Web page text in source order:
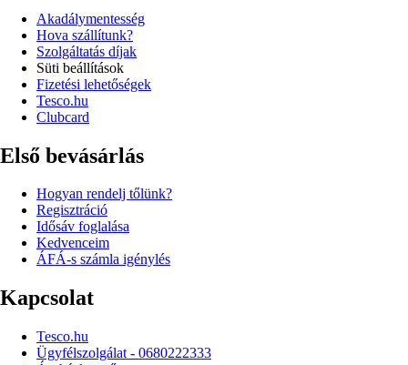
Akadálymentesség
Hova szállítunk?
Szolgáltatás díjak
Süti beállítások
Fizetési lehetőségek
Tesco.hu
Clubcard
Első bevásárlás
Hogyan rendelj tőlünk?
Regisztráció
Idősáv foglalása
Kedvenceim
ÁFÁ-s számla igénylés
Kapcsolat
Tesco.hu
Ügyfélszolgálat - 0680222333